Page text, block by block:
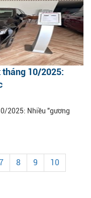
tháng 10/2025:
2025: Nhiều "gương
8 9
10